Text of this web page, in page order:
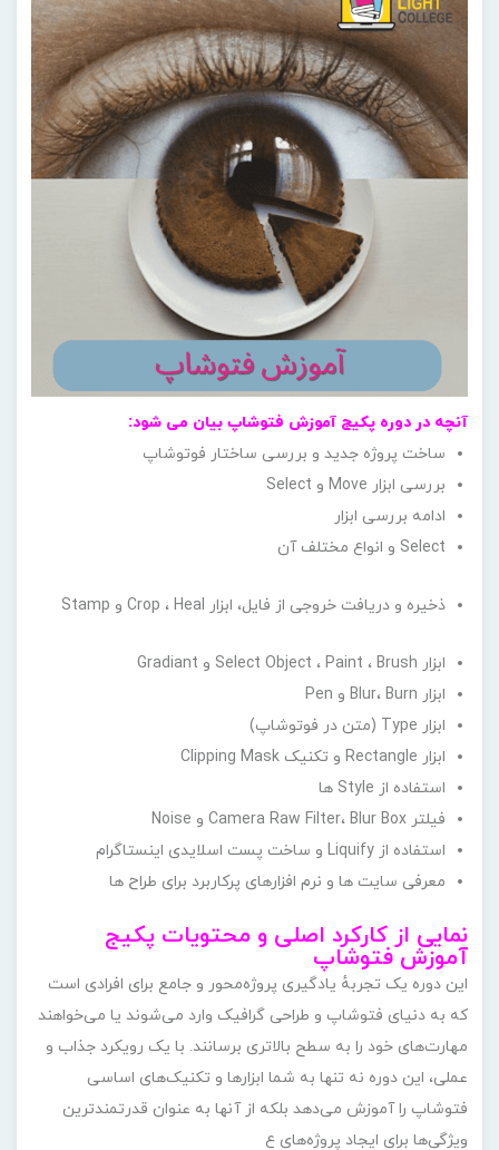
آنچه در دوره پکیج آموزش فتوشاپ بیان می شود:
ساخت پروژه جدید و بررسی ساختار فوتوشاپ
بررسی ابزار Move و Select
ادامه بررسی ابزار
Select و انواع مختلف آن
ذخیره و دریافت خروجی از فایل، ابزار Crop ، Heal و Stamp
ابزار Select Object ، Paint ، Brush و Gradiant
ابزار Blur، Burn و Pen
ابزار Type (متن در فوتوشاپ)
ابزار Rectangle و تکنیک Clipping Mask
استفاده از Style ها
فیلتر Camera Raw Filter، Blur Box و Noise
استفاده از Liquify و ساخت پست اسلایدی اینستاگرام
معرفی سایت ها و نرم افزارهای پرکاربرد برای طراح ها
نمایی از کارکرد اصلی و محتویات پکیج
آموزش فتوشاپ
این دوره یک تجربهٔ یادگیری پروژه‌محور و جامع برای افرادی است
که به دنیای فتوشاپ و طراحی گرافیک وارد می‌شوند یا می‌خواهند
مهارت‌های خود را به سطح بالاتری برسانند. با یک رویکرد جذاب و
عملی، این دوره نه تنها به شما ابزارها و تکنیک‌های اساسی
فتوشاپ را آموزش می‌دهد بلکه از آنها به عنوان قدرتمندترین
ویژگی‌ها برای ایجاد پروژه‌های ع